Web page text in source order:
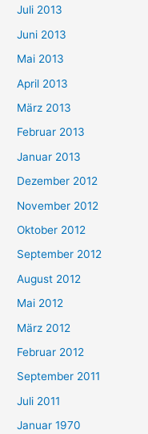
Juli 2013
Juni 2013
Mai 2013
April 2013
März 2013
Februar 2013
Januar 2013
Dezember 2012
November 2012
Oktober 2012
September 2012
August 2012
Mai 2012
März 2012
Februar 2012
September 2011
Juli 2011
Januar 1970